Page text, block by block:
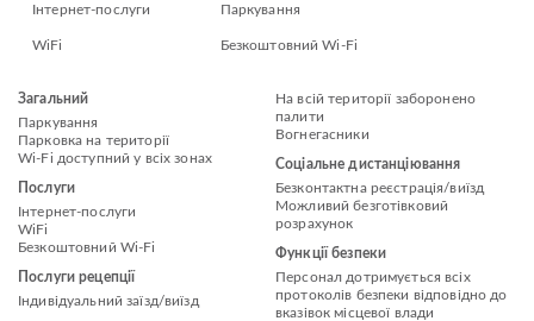
Інтернет-послуги Паркування
WiFi Безкоштовний Wi-Fi
Загальний
Паркування
Парковка на території
Wi-Fi доступний у всіх зонах
Послуги
Інтернет-послуги
WiFi
Безкоштовний Wi-Fi
Послуги рецепції
Індивідуальний заїзд/виїзд
На всій території заборонено
палити
Вогнегасники
Соціальне дистанціювання
Безконтактна реєстрація/виїзд
Можливий безготівковий
розрахунок
Функції безпеки
Персонал дотримується всіх
протоколів безпеки відповідно до
вказівок місцевої влади